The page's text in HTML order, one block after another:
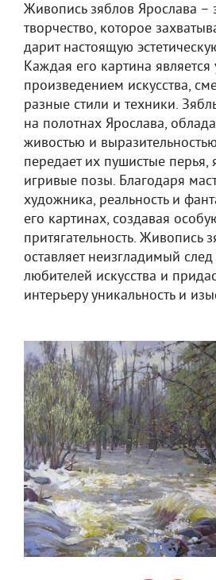
Живопись зяблов Ярослава –
творчество, которое
дарит настоящую
Каждая его картина
произведением искусства,
разные стили и техники.
на полотнах Ярослава,
живостью и
передает их пушистые
игривые позы. Благодаря
художника, реальность и
его картинах, создавая
притягательность. Живопись
оставляет неизгладимый
любителей искусства и
интерьеру уникальность и